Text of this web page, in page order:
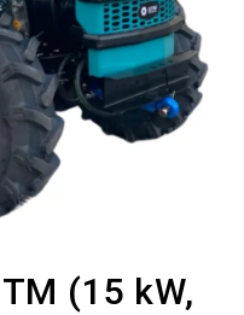
(15 kW,